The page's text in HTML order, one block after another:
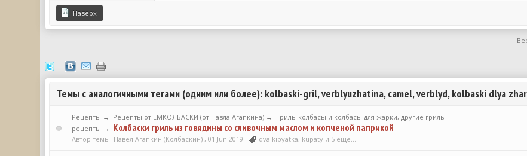
Наверх
Темы с аналогичными тегами (одним или более): kolbaski-gril, verblyuzhatina, camel, verblyd, kolbaski dlya
Рецепты → Рецепты от ЕМКОЛБАСКИ (от Павла Агапкина) → Гриль-колбасы и колбасы для жарки, другие гриль
рецепты → Колбаски гриль из говядины со сливочным маслом и копченой паприкой
Автор темы: Павел Агапкин (Колбаскин) ,01 Jun 2019 dva kipyatka, kupaty и 5 еще...